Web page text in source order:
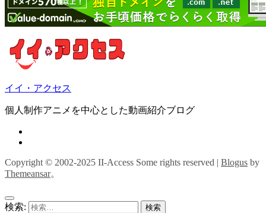
イイ・アクセス
個人制作アニメを中心とした動画紹介ブログ
Copyright © 2002-2025 II-Access Some rights reserved | Blogus by
Themeansar。
検索: